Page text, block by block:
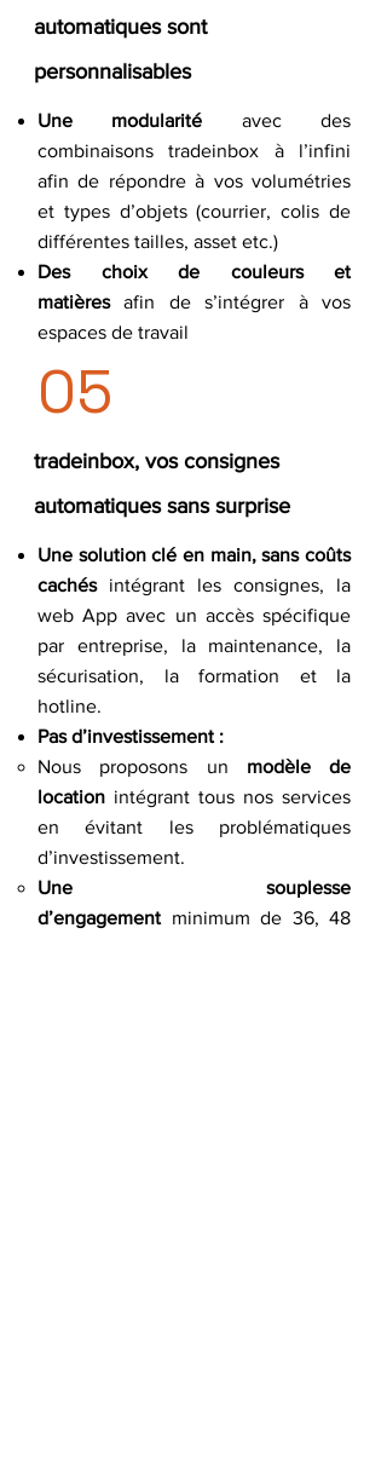
automatiques sont
personnalisables
Une modularité avec des
combinaisons tradeinbox à l’infini
afin de répondre à vos volumétries
et types d’objets (courrier, colis de
différentes tailles, asset etc.)
Des choix de couleurs et
matièresafin de s’intégrer à vos
espaces de travail
05
tradeinbox, vos consignes
automatiques sans surprise
Une solution clé en main, sans coûts
cachésintégrant les consignes, la
web App avec un accès spécifique
par entreprise, la maintenance, la
sécurisation, la formation et la
hotline.
Pas d’investissement :
Nous proposons un modèle de
location intégrant tous nos services
en évitant les problématiques
d’investissement.
Une souplesse
d’engagement minimum de 36, 48